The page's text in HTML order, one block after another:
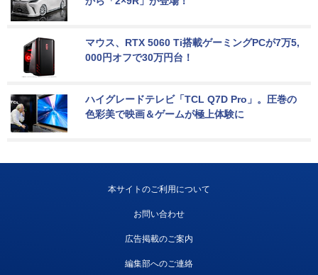
マウス、RTX 5060 Ti搭載ゲーミングPCが7万5,
000円オフで30万円台！
ハイグレードテレビ「TCL Q7D Pro」。圧巻の
色彩美で映画＆ゲームが極上体験に
本サイトのご利用について
お問い合わせ
広告掲載のご案内
編集部へのご連絡